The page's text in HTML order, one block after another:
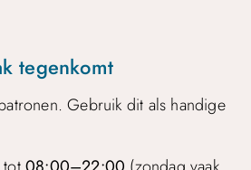
tegenkomt
Gebruik dit als handige